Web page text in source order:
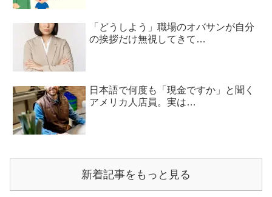
「どうしよう」職場のオバサンが自分
の挨拶だけ無視してきて…
日本語で何度も「現金ですか」と聞く
アメリカ人店員。実は…
新着記事をもっと見る